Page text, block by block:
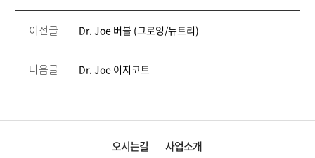
이전글 Dr. Joe 버블 (그로잉/뉴트리)
다음글 Dr. Joe 이지코트
오시는길 사업소개